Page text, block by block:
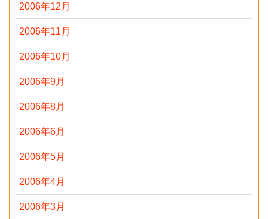
2006年12月
2006年11月
2006年10月
2006年9月
2006年8月
2006年6月
2006年5月
2006年4月
2006年3月